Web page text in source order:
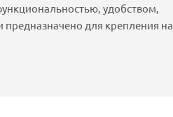
удобством,
для крепления на